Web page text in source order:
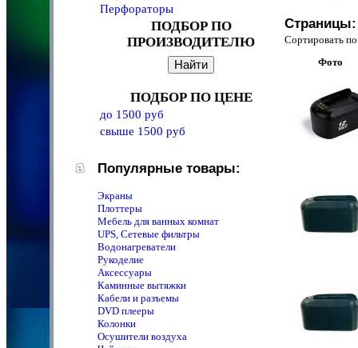
Перфораторы
ПОДБОР ПО
ПРОИЗВОДИТЕЛЮ
ПОДБОР ПО ЦЕНЕ
до 1500 руб
свыше 1500 руб
Популярные товары:
Экраны
Плоттеры
Мебель для ванных комнат
UPS, Сетевые фильтры
Водонагреватели
Рукоделие
Аксессуары
Каминные вытяжки
Кабели и разъемы
DVD плееры
Колонки
Осушители воздуха
Страницы:
Сортировать
Фото